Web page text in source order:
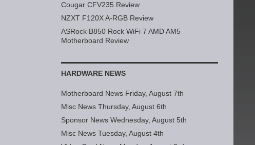
Cougar CFV235 Review
NZXT F120X A-RGB Review
ASRock B850 Rock WiFi 7 AMD AM5
Motherboard Review
HARDWARE NEWS
Motherboard News Friday, August 7th
Misc News Thursday, August 6th
Sponsor News Wednesday, August 5th
Misc News Tuesday, August 4th